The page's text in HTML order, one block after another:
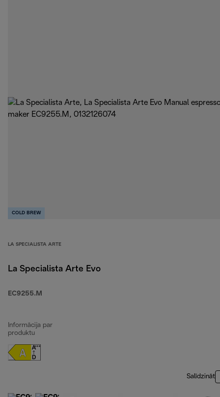
COLD BREW
LA SPECIALISTA ARTE
La Specialista Arte Evo
EC9255.M
Informācija par
produktu
Salīdzināt